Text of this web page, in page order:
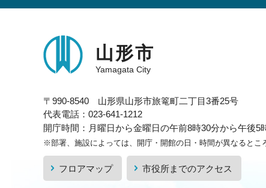
山形市
Yamagata City
〒990-8540 山形県山形市旅篭町二丁目3番25号
代表電話：023-641-1212
開庁時間：月曜日から金曜日の午前8時30分から午後5
※部署、施設によっては、開庁・開館の日・時間が異なるとこ
フロアマップ 市役所までのアクセス